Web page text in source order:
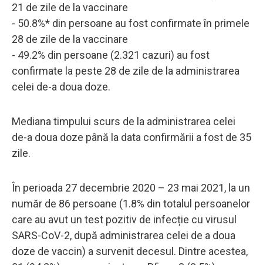
21 de zile de la vaccinare
- 50.8%* din persoane au fost confirmate în primele
28 de zile de la vaccinare
- 49.2% din persoane (2.321 cazuri) au fost
confirmate la peste 28 de zile de la administrarea
celei de-a doua doze.
Mediana timpului scurs de la administrarea celei
de-a doua doze până la data confirmării a fost de 35
zile.
În perioada 27 decembrie 2020 – 23 mai 2021, la un
număr de 86 persoane (1.8% din totalul persoanelor
care au avut un test pozitiv de infecție cu virusul
SARS-CoV-2, după administrarea celei de a doua
doze de vaccin) a survenit decesul. Dintre acestea,